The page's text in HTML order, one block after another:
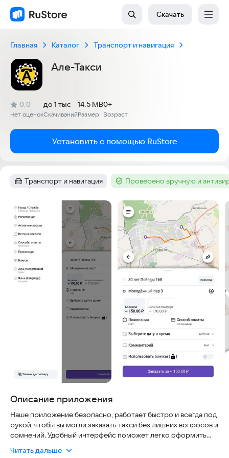
Скачать
Главная Каталог Транспорт и навигация
Але-Такси
Рейтинг:
0,0
(
Нет оценок
)
Скачиваний
до 1 тыс
Размер
14.5 MB
Возраст
0+
Установить с помощью RuStore
Категория:
Транспорт и навигация Тег :Проверено вручную и
Скриншоты
Описание приложения
Наше приложение безопасно, работает быстро и всегда под
рукой, чтобы вы могли заказать такси без лишних вопросов и
сомнений. Удобный интерфейс поможет легко оформить
возраста в любой ситуации.
Читать дальше